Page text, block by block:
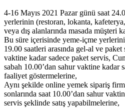
4-16 Mayıs 2021 Pazar günü saat
yerlerinin (restoran, lokanta,
veya dış alanlarında masada müşteri
Bu süre içerisinde yeme-içme
19.00 saatleri arasında gel-al ve
vaktine kadar sadece paket servis,
sabah 10.00’dan sahur vaktine kadar
faaliyet göstermelerine,
Aynı şekilde online yemek sipariş
sonlarında saat 10.00’dan sahur
servis şeklinde satış yapabilmelerine,